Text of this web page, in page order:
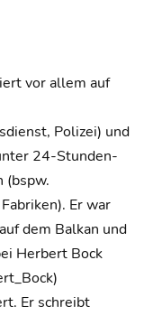
vor allem auf
Polizei) und
24-Stunden-
(bspw.
Er war
dem Balkan und
Herbert Bock
Er schreibt